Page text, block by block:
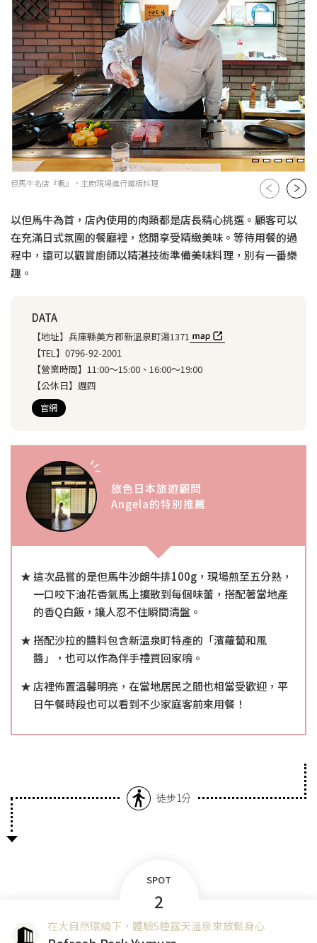
但馬牛名店『楓』，主廚現場進行鐵板料理
以但馬牛為首，店內使用的肉類都是店長精心挑選。顧客可以
在充滿日式氛圍的餐廳裡，悠閒享受精緻美味。等待用餐的過
程中，還可以觀賞廚師以精湛技術準備美味料理，別有一番樂
趣。
DATA
【地址】 兵庫縣美方郡新溫泉町湯1371
【TEL】 0796-92-2001
【營業時間】 11:00〜15:00、16:00～19:00
【公休日】 週四
官網
旅色日本旅遊顧問
Angela的特別推薦
這次品嘗的是但馬牛沙朗牛排100g，現場煎至五分熟，
一口咬下油花香氣馬上擴散到每個味蕾，搭配著當地產
的香Q白飯，讓人忍不住瞬間清盤。
搭配沙拉的醬料包含新溫泉町特產的「濱蘿蔔和風
醬」，也可以作為伴手禮買回家唷。
店裡佈置溫馨明亮，在當地居民之間也相當受歡迎，平
日午餐時段也可以看到不少家庭客前來用餐！
徒步1分
SPOT
2
在大自然環繞下，體驗5種露天溫泉來放鬆身心